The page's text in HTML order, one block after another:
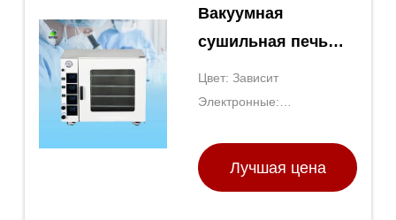
Вакуумная
сушильная печь
Топция Сухие печи
Лабораторное
Цвет: Зависит
Электронные:
Лучшая цена